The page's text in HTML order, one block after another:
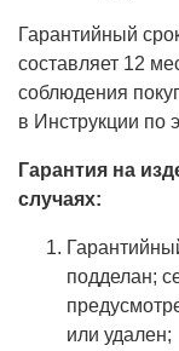
Гарантийный
составляет 12
соблюдения
в Инструкции по
Гарантия на
случаях:
подделан;
или удален;